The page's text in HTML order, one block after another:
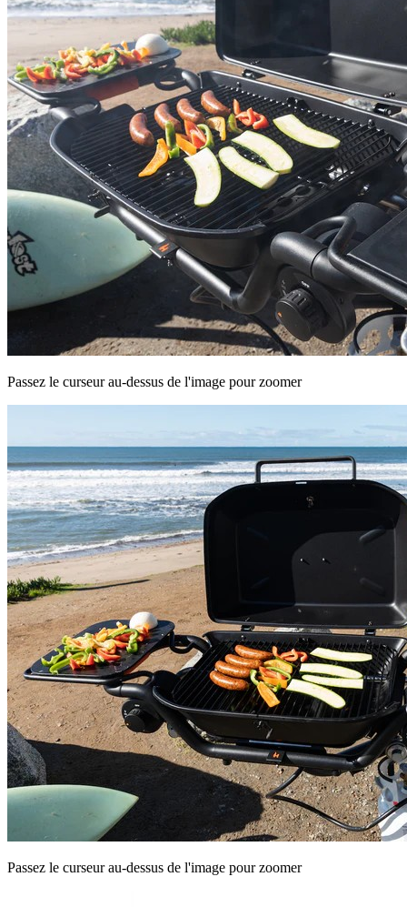
Passez le curseur au-dessus de l'image pour zoomer
Passez le curseur au-dessus de l'image pour zoomer